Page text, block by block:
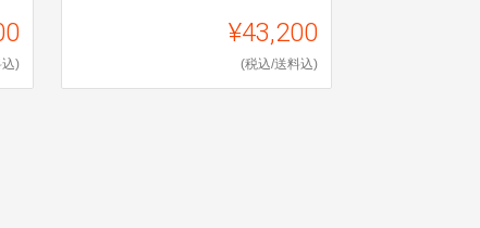
)
¥43,200
(税込/送料込)